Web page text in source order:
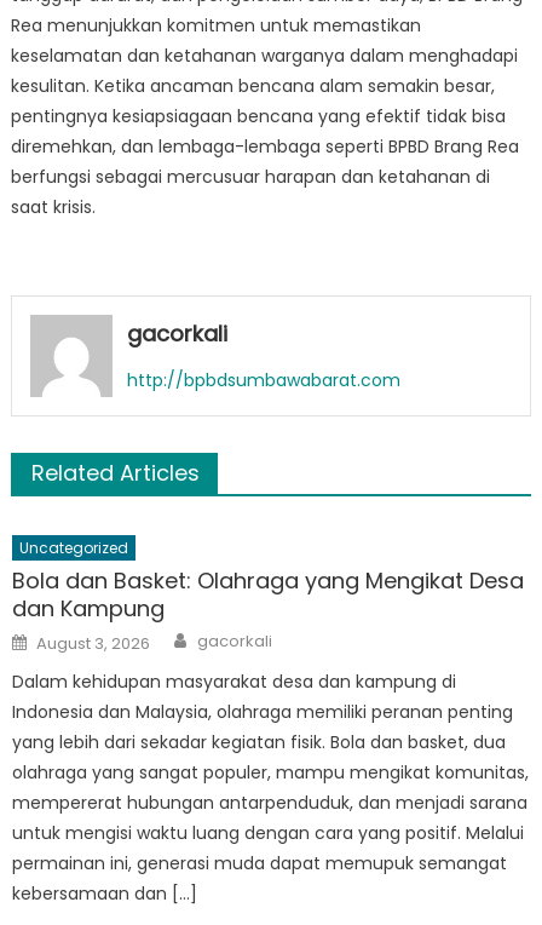
Rea menunjukkan komitmen untuk memastikan
keselamatan dan ketahanan warganya dalam menghadapi
kesulitan. Ketika ancaman bencana alam semakin besar,
pentingnya kesiapsiagaan bencana yang efektif tidak bisa
diremehkan, dan lembaga-lembaga seperti BPBD Brang Rea
berfungsi sebagai mercusuar harapan dan ketahanan di
saat krisis.
gacorkali
http://bpbdsumbawabarat.com
Related Articles
Uncategorized
Bola dan Basket: Olahraga yang Mengikat Desa
dan Kampung
Posted
on
August 3, 2026 Author
gacorkali
Dalam kehidupan masyarakat desa dan kampung di
Indonesia dan Malaysia, olahraga memiliki peranan penting
yang lebih dari sekadar kegiatan fisik. Bola dan basket, dua
olahraga yang sangat populer, mampu mengikat komunitas,
mempererat hubungan antarpenduduk, dan menjadi sarana
untuk mengisi waktu luang dengan cara yang positif. Melalui
permainan ini, generasi muda dapat memupuk semangat
kebersamaan dan […]